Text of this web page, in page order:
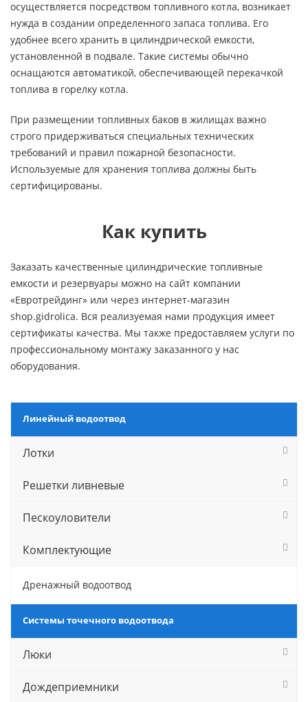
осуществляется посредством топливного котла, возникает
нужда в создании определенного запаса топлива. Его
удобнее всего хранить в цилиндрической емкости,
установленной в подвале. Такие системы обычно
оснащаются автоматикой, обеспечивающей перекачкой
топлива в горелку котла.
При размещении топливных баков в жилищах важно
строго придерживаться специальных технических
требований и правил пожарной безопасности.
Используемые для хранения топлива должны быть
сертифицированы.
Как купить
Заказать качественные цилиндрические топливные
емкости и резервуары можно на сайт компании
«Евротрейдинг» или через интернет-магазин
shop.gidrolica. Вся реализуемая нами продукция имеет
сертификаты качества. Мы также предоставляем услуги по
профессиональному монтажу заказанного у нас
оборудования.
Линейный водоотвод
Лотки
Решетки ливневые
Пескоуловители
Комплектующие
Дренажный водоотвод
Системы точечного водоотвода
Люки
Дождеприемники